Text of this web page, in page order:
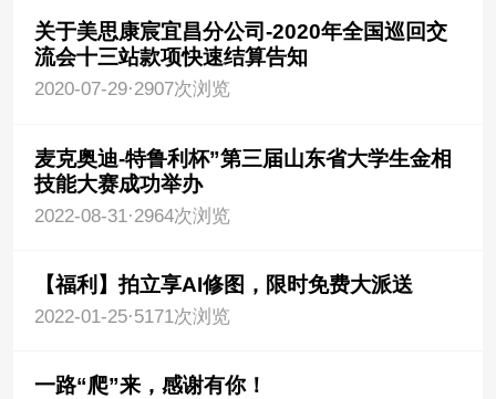
关于美思康宸宜昌分公司-2020年全国巡回交
流会十三站款项快速结算告知
2020-07-29·2907次浏览
麦克奥迪-特鲁利杯”第三届山东省大学生金相
技能大赛成功举办
2022-08-31·2964次浏览
【福利】拍立享AI修图，限时免费大派送
2022-01-25·5171次浏览
一路“爬”来，感谢有你！